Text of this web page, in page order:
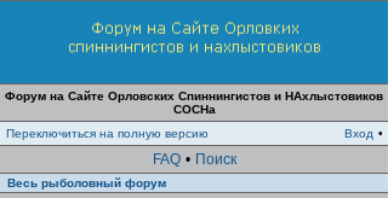
Форум на Сайте Орловских Спиннингистов и НАхлыстовиков
СОСНа
Переключиться на полную версию
Вход •
FAQ • Поиск
Весь рыболовный форум